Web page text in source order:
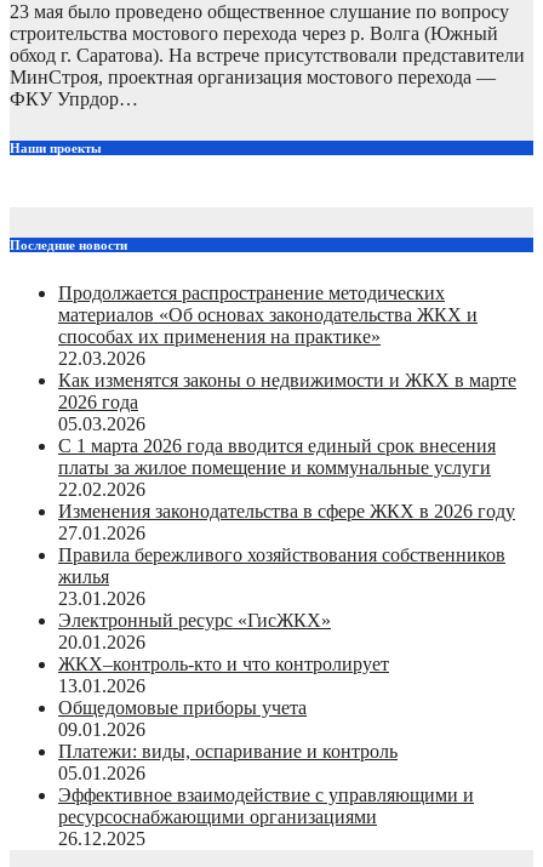
23 мая было проведено общественное слушание по вопросу
строительства мостового перехода через р. Волга (Южный
обход г. Саратова). На встрече присутствовали представители
МинСтроя, проектная организация мостового перехода —
ФКУ Упрдор…
Наши проекты
Последние новости
Продолжается распространение методических
материалов «Об основах законодательства ЖКХ и
способах их применения на практике»
22.03.2026
Как изменятся законы о недвижимости и ЖКХ в марте
2026 года
05.03.2026
С 1 марта 2026 года вводится единый срок внесения
платы за жилое помещение и коммунальные услуги
22.02.2026
Изменения законодательства в сфере ЖКХ в 2026 году
27.01.2026
Правила бережливого хозяйствования собственников
жилья
23.01.2026
Электронный ресурс «ГисЖКХ»
20.01.2026
ЖКХ–контроль-кто и что контролирует
13.01.2026
Общедомовые приборы учета
09.01.2026
Платежи: виды, оспаривание и контроль
05.01.2026
Эффективное взаимодействие с управляющими и
ресурсоснабжающими организациями
26.12.2025